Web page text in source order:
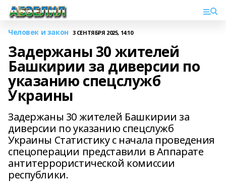
Человек и закон 3 СЕНТЯБРЯ 2025, 14:10
Задержаны 30 жителей
Башкирии за диверсии по
указанию спецслужб
Украины
Задержаны 30 жителей Башкирии за
диверсии по указанию спецслужб
Украины Статистику с начала проведения
спецоперации представили в Аппарате
антитеррористической комиссии
республики.